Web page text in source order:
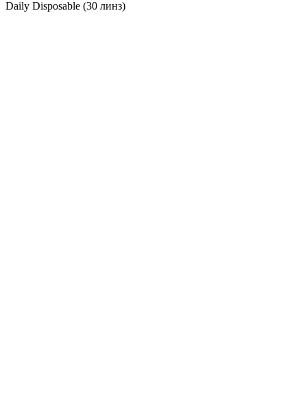
Daily Disposable (30 линз)